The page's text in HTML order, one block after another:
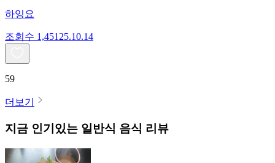
하잉요
조회수 1,451 25.10.14
59
더보기
지금 인기있는 일반식 음식 리뷰